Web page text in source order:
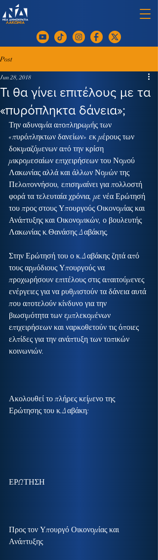
Post
Τι θα γίνει επιτέλους με τα
«πυρόπληκτα δάνεια»;
Jun 28, 2018
Την αδυναμία αποπληρωμής των
«πυρόπληκτων δανείων» εκ μέρους των
δοκιμαζόμενων από την κρίση
μικρομεσαίων επιχειρήσεων του Νομού
Λακωνίας αλλά και άλλων Νομών της
Πελοποννήσου, επισημαίνει για πολλοστή
φορά τα τελευταία χρόνια, με νέα Ερώτησή
του προς στους Υπουργούς Οικονομίας και
Ανάπτυξης και Οικονομικών, ο βουλευτής
Λακωνίας κ.Θανάσης Δαβάκης.
Στην Ερώτησή του ο κ.Δαβάκης ζητά από
τους αρμόδιους Υπουργούς να
προχωρήσουν επιτέλους στις απαιτούμενες
ενέργειες για να ρυθμιστούν τα δάνεια αυτά
που αποτελούν κίνδυνο για την
βιωσιμότητα των εμπλεκομένων
επιχειρήσεων και ναρκοθετούν τις όποιες
ελπίδες για την ανάπτυξη των τοπικών
κοινωνιών.
Ακολουθεί το πλήρες κείμενο της
Ερώτησης του κ.Δαβάκη:
ΕΡΩΤΗΣΗ
Προς τον Υπουργό Οικονομίας και
Ανάπτυξης